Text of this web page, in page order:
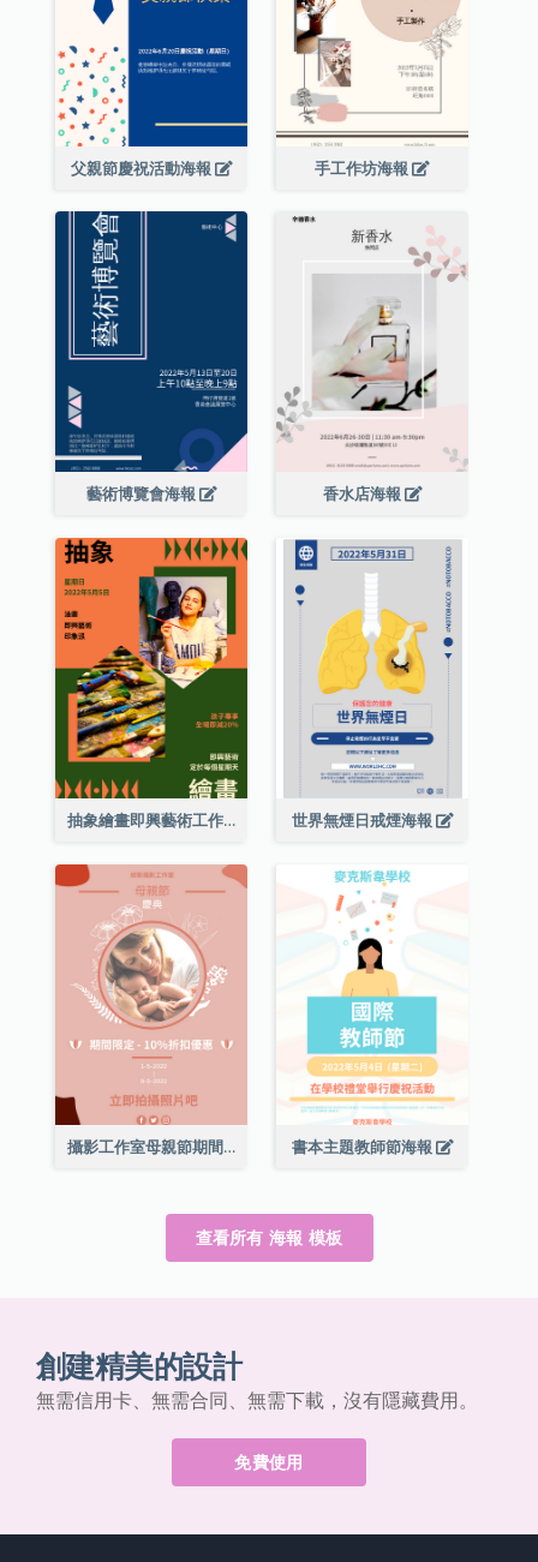
父親節慶祝活動海報 手工作坊海報
藝術博覽會海報 香水店海報
抽象繪畫即興藝術工作坊海報 世界無煙日戒煙海報
攝影工作室母親節期間限定優惠宣傳海報 書本主題教師節海報
查看所有 海報 模板
創建精美的設計
無需信用卡、無需合同、無需下載，沒有隱藏費用。
免費使用